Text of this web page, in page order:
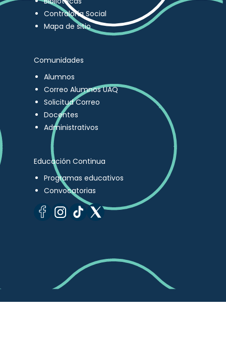
Contraloría Social
Mapa de sitio
Comunidades
Alumnos
Correo Alumnos UAQ
Solicitud Correo
Docentes
Administrativos
Educación Continua
Programas educativos
Convocatorias